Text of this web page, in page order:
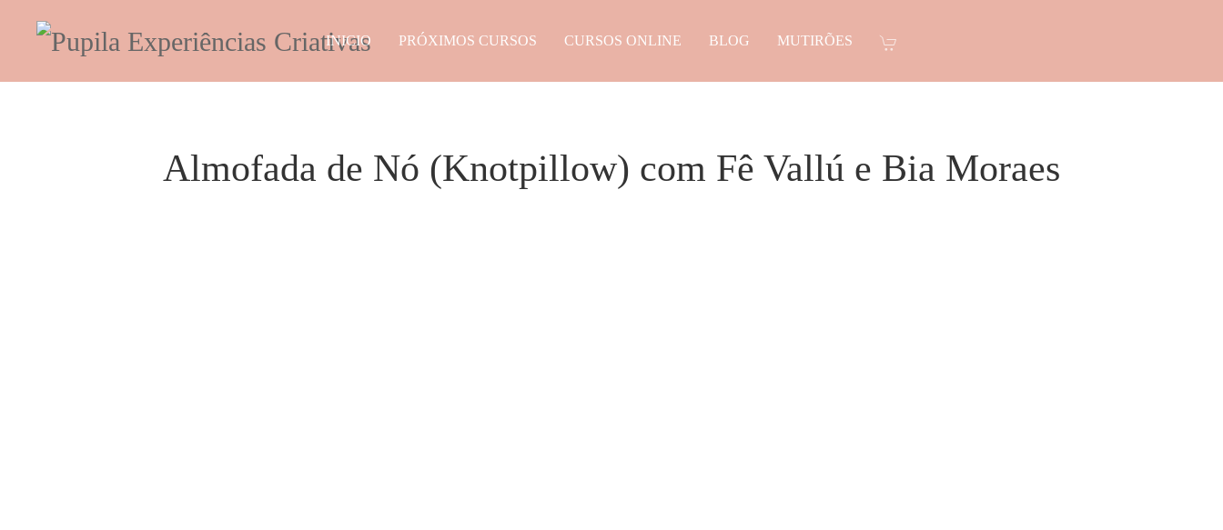
INICIO PRÓXIMOS CURSOS CURSOS ONLINE BLOG MUTIRÕES
Almofada de Nó (Knotpillow) com Fê Vallú e Bia Moraes